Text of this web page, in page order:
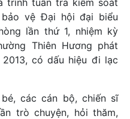
vệ Đại hội đại biểu
lần thứ 1, nhiệm kỳ
Thiên Hương phát
2013, có dấu hiệu đi lạc
các cán bộ, chiến sĩ
trò chuyện, hỏi thăm,